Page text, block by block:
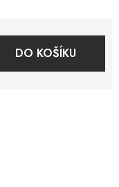
DO KOŠÍKU